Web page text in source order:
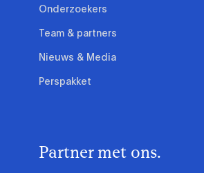
Partner met ons.
Onderzoekers
Team & partners
Nieuws & Media
Perspakket